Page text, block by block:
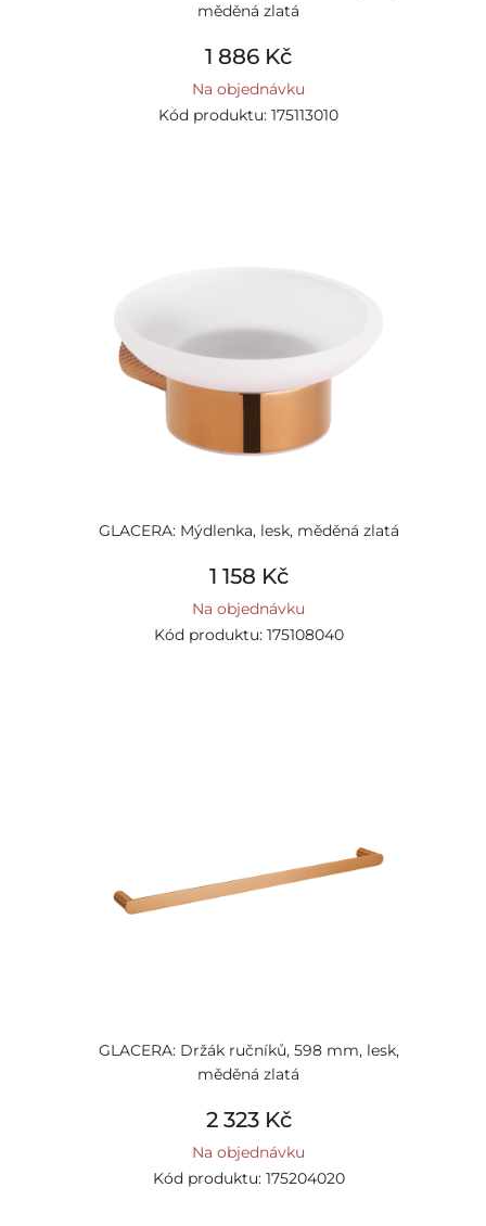
měděná zlatá
1 886 Kč
Na objednávku
Kód produktu: 175113010
GLACERA: Mýdlenka, lesk, měděná zlatá
1 158 Kč
Na objednávku
Kód produktu: 175108040
GLACERA: Držák ručníků, 598 mm, lesk,
měděná zlatá
2 323 Kč
Na objednávku
Kód produktu: 175204020